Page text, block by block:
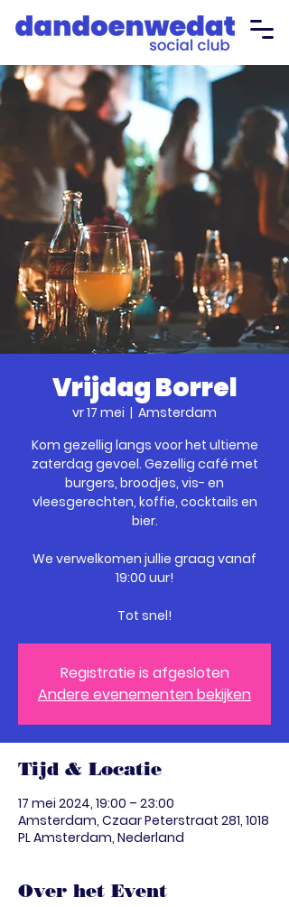
Vrijdag Borrel
vr 17 mei
  |
Amsterdam
Kom gezellig langs voor het ultieme
zaterdag gevoel. Gezellig café met
burgers, broodjes, vis- en
vleesgerechten, koffie, cocktails en
bier.
We verwelkomen jullie graag vanaf
19:00 uur!
Tot snel!
Registratie is afgesloten
Andere evenementen bekijken
Tijd & Locatie
17 mei 2024, 19:00 – 23:00
Amsterdam, Czaar Peterstraat 281, 1018
PL Amsterdam, Nederland
Over het Event